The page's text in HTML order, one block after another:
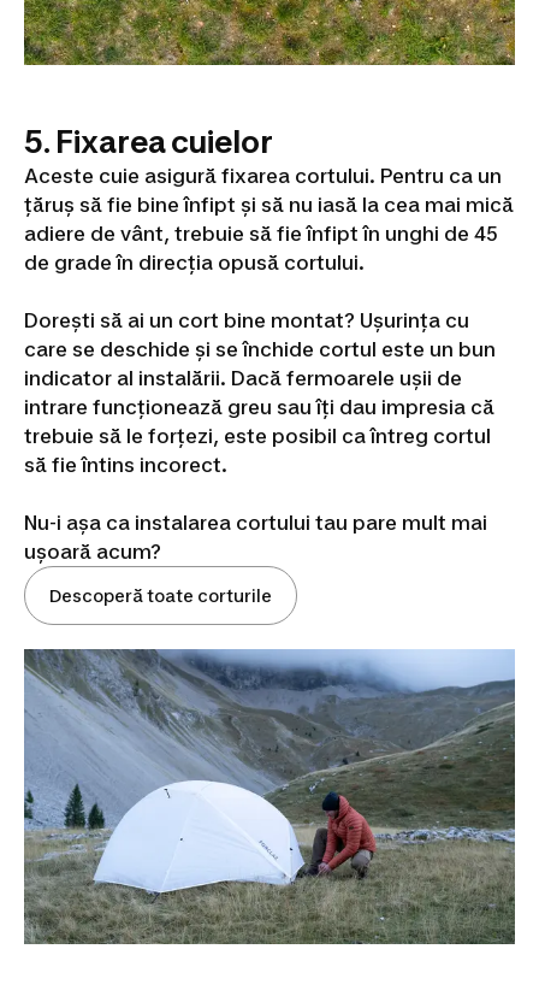
5. Fixarea cuielor
Aceste cuie asigură fixarea cortului. Pentru ca un
țăruș să fie bine înfipt și să nu iasă la cea mai mică
adiere de vânt, trebuie să fie înfipt în unghi de 45
de grade în direcția opusă cortului.
Dorești să ai un cort bine montat? Ușurința cu
care se deschide și se închide cortul este un bun
indicator al instalării. Dacă fermoarele ușii de
intrare funcționează greu sau îți dau impresia că
trebuie să le forțezi, este posibil ca întreg cortul
să fie întins incorect.
Nu-i așa ca instalarea cortului tau pare mult mai
ușoară acum?
Descoperă toate corturile